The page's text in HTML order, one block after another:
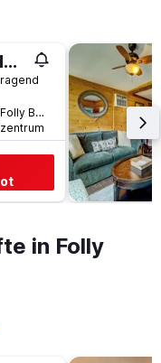
Water's Edge Inn - Adults Only
79 W. 2nd Street, Folly Beach, SC, USA
in Folly